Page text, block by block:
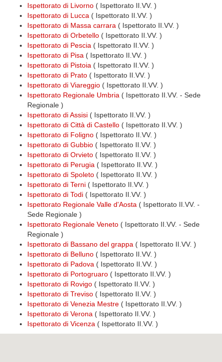
Ispettorato di Livorno ( Ispettorato II.VV. )
Ispettorato di Lucca ( Ispettorato II.VV. )
Ispettorato di Massa carrara ( Ispettorato II.VV. )
Ispettorato di Orbetello ( Ispettorato II.VV. )
Ispettorato di Pescia ( Ispettorato II.VV. )
Ispettorato di Pisa ( Ispettorato II.VV. )
Ispettorato di Pistoia ( Ispettorato II.VV. )
Ispettorato di Prato ( Ispettorato II.VV. )
Ispettorato di Viareggio ( Ispettorato II.VV. )
Ispettorato Regionale Umbria ( Ispettorato II.VV. - Sede
Regionale )
Ispettorato di Assisi ( Ispettorato II.VV. )
Ispettorato di Città di Castello ( Ispettorato II.VV. )
Ispettorato di Foligno ( Ispettorato II.VV. )
Ispettorato di Gubbio ( Ispettorato II.VV. )
Ispettorato di Orvieto ( Ispettorato II.VV. )
Ispettorato di Perugia ( Ispettorato II.VV. )
Ispettorato di Spoleto ( Ispettorato II.VV. )
Ispettorato di Terni ( Ispettorato II.VV. )
Ispettorato di Todi ( Ispettorato II.VV. )
Ispettorato Regionale Valle d'Aosta ( Ispettorato II.VV. -
Sede Regionale )
Ispettorato Regionale Veneto ( Ispettorato II.VV. - Sede
Regionale )
Ispettorato di Bassano del grappa ( Ispettorato II.VV. )
Ispettorato di Belluno ( Ispettorato II.VV. )
Ispettorato di Padova ( Ispettorato II.VV. )
Ispettorato di Portogruaro ( Ispettorato II.VV. )
Ispettorato di Rovigo ( Ispettorato II.VV. )
Ispettorato di Treviso ( Ispettorato II.VV. )
Ispettorato di Venezia Mestre ( Ispettorato II.VV. )
Ispettorato di Verona ( Ispettorato II.VV. )
Ispettorato di Vicenza ( Ispettorato II.VV. )